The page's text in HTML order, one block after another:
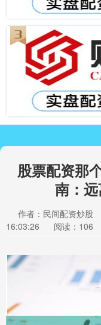
股票配资那
南：
作者：民间配资炒股
16:03:26
阅读：106